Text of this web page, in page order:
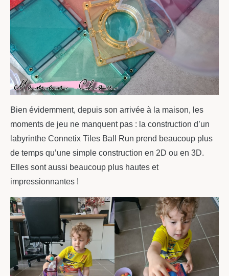
Bien évidemment, depuis son arrivée à la maison, les
moments de jeu ne manquent pas : la construction d’un
labyrinthe Connetix Tiles Ball Run prend beaucoup plus
de temps qu’une simple construction en 2D ou en 3D.
Elles sont aussi beaucoup plus hautes et
impressionnantes !